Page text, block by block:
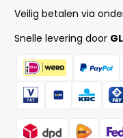
Veilig betalen via
Snelle levering door